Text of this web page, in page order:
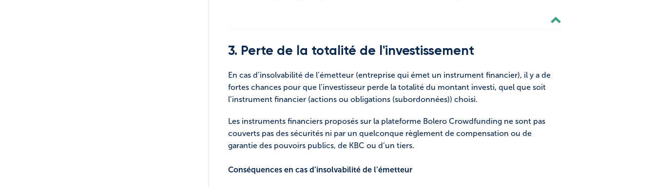
3. Perte de la totalité de l'investissement
En cas d’insolvabilité de l’émetteur (entreprise qui émet un instrument financier), il y a de
fortes chances pour que l’investisseur perde la totalité du montant investi, quel que soit
l’instrument financier (actions ou obligations (subordonnées)) choisi.
Les instruments financiers proposés sur la plateforme Bolero Crowdfunding ne sont pas
couverts pas des sécurités ni par un quelconque règlement de compensation ou de
garantie des pouvoirs publics, de KBC ou d’un tiers.
Conséquences en cas d’insolvabilité de l’émetteur